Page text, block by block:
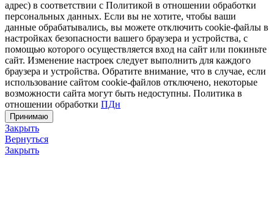
адрес) в соответствии с Политикой в отношении обработки
персональных данных. Если вы не хотите, чтобы ваши
данные обрабатывались, вы можете отключить cookie-файлы в
настройках безопасности вашего браузера и устройства, с
помощью которого осуществляется вход на сайт или покиньте
сайт. Изменение настроек следует выполнить для каждого
браузера и устройства. Обратите внимание, что в случае, если
использование сайтом cookie-файлов отключено, некоторые
возможности сайта могут быть недоступны. Политика в
отношении обработки ПДн
Принимаю
Закрыть
Вернуться
Закрыть